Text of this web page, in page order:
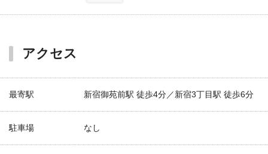
アクセス
最寄駅 新宿御苑前駅 徒歩4分／新宿3丁目駅 徒歩6分
駐車場 なし